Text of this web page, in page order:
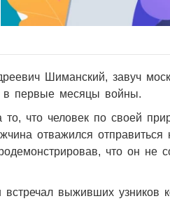
Шиманский, завуч
первые месяцы войны.
то, что человек по своей
отважился
что он не
выживших узников